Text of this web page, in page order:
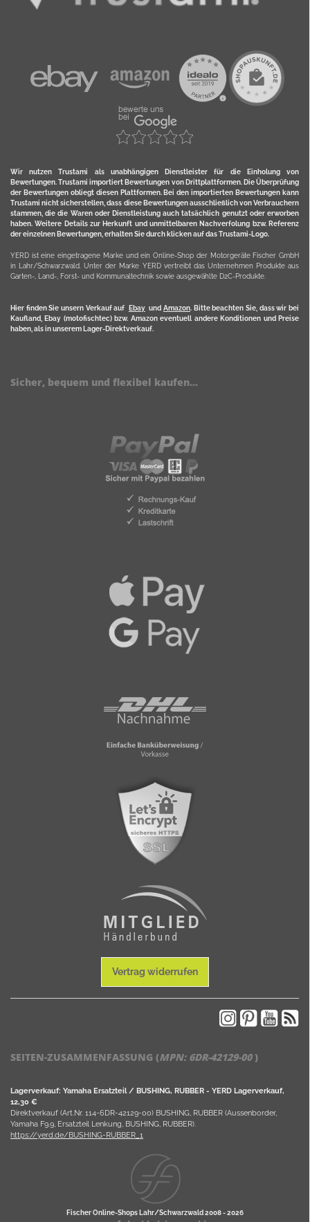
Wir nutzen Trustami als unabhängigen Dienstleister für die Einholung von
Bewertungen. Trustami importiert Bewertungen von Drittplattformen. Die Überprüfung
der Bewertungen obliegt diesen Plattformen. Bei den importierten Bewertungen kann
Trustami nicht sicherstellen, dass diese Bewertungen ausschließlich von Verbrauchern
stammen, die die Waren oder Dienstleistung auch tatsächlich genutzt oder erworben
haben. Weitere Details zur Herkunft und unmittelbaren Nachverfolung bzw. Referenz
der einzelnen Bewertungen, erhalten Sie durch klicken auf das Trustami-Logo.
YERD ist eine eingetragene Marke und ein Online-Shop der Motorgeräte Fischer GmbH
in Lahr/Schwarzwald. Unter der Marke YERD vertreibt das Unternehmen Produkte aus
Garten-, Land-, Forst- und Kommunaltechnik sowie ausgewählte D2C-Produkte.
Hier finden Sie unsern Verkauf auf Ebayund Amazon. Bitte beachten Sie, dass wir bei
Kaufland, Ebay (motofischtec) bzw. Amazon eventuell andere Konditionen und Preise
haben, als in unserem Lager-Direktverkauf.
Sicher, bequem und flexibel kaufen...
Vertrag widerrufen
SEITEN-ZUSAMMENFASSUNG (MPN: 6DR-42129-00)
Lagerverkauf: Yamaha Ersatzteil / BUSHING, RUBBER - YERD Lagerverkauf,
12,30 €
Direktverkauf (Art.Nr. 114-6DR-42129-00) BUSHING, RUBBER (Aussenborder,
Yamaha F9.9, Ersatzteil Lenkung, BUSHING, RUBBER).
https://yerd.de/BUSHING-RUBBER_1
Fischer Online-Shops Lahr/Schwarzwald 2008 -2026